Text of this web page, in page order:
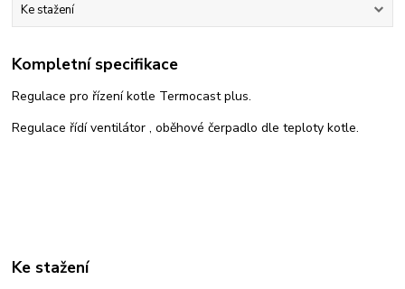
Ke stažení
Kompletní specifikace
Regulace pro řízení kotle Termocast plus.
Regulace řídí ventilátor , oběhové čerpadlo dle teploty kotle.
Ke stažení